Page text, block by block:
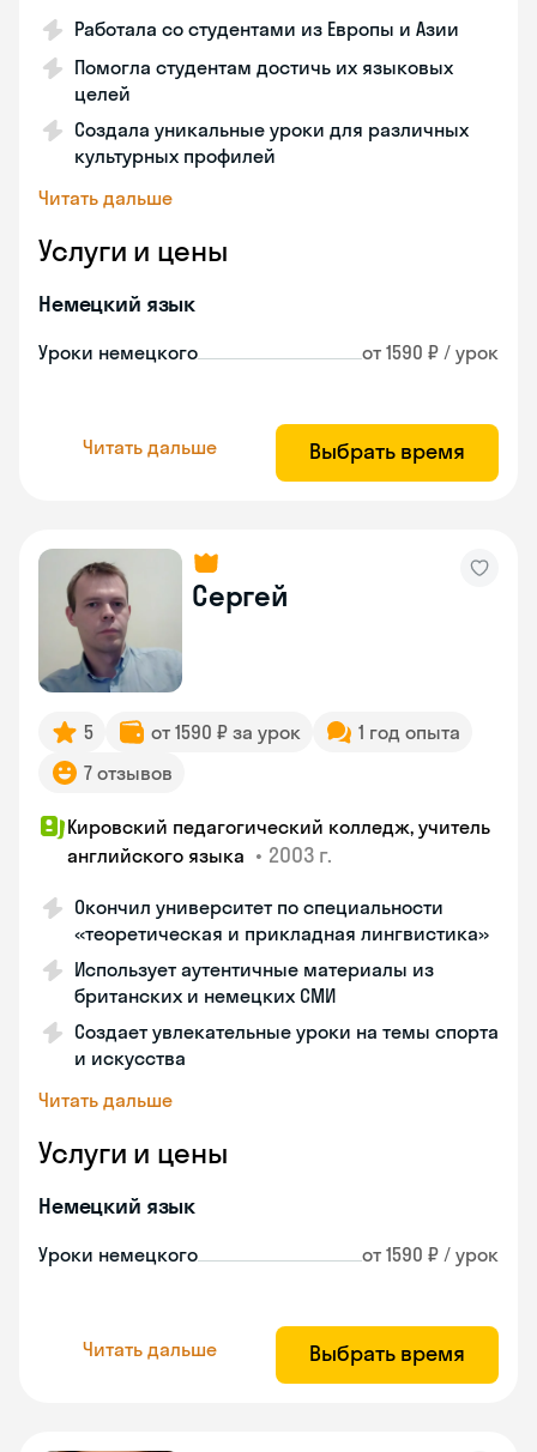
Работала со студентами из Европы и Азии
Помогла студентам достичь их языковых
целей
Создала уникальные уроки для различных
культурных профилей
Читать дальше
Услуги и цены
Немецкий язык
Уроки немецкого от 1590 ₽ / урок
Читать дальше Выбрать время
Сергей
5 от 1590 ₽ за урок
1 год опыта
7 отзывов
Кировский педагогический колледж, учитель
английского языка • 2003 г.
Окончил университет по специальности
«теоретическая и прикладная лингвистика»
Использует аутентичные материалы из
британских и немецких СМИ
Создает увлекательные уроки на темы спорта
и искусства
Читать дальше
Услуги и цены
Немецкий язык
Уроки немецкого от 1590 ₽ / урок
Читать дальше Выбрать время